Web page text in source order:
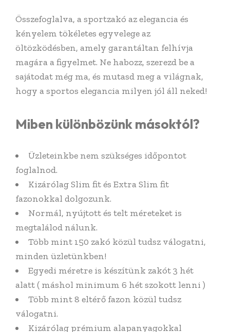
Összefoglalva, a sportzakó az elegancia és
kényelem tökéletes egyvelege az
öltözködésben, amely garantáltan felhívja
magára a figyelmet. Ne habozz, szerezd be a
sajátodat még ma, és mutasd meg a világnak,
hogy a sportos elegancia milyen jól áll neked!
Miben különbözünk másoktól?
Üzleteinkbe nem szükséges időpontot
foglalnod.
Kizárólag Slim fit és Extra Slim fit
fazonokkal dolgozunk.
Normál, nyújtott és telt méreteket is
megtalálod nálunk.
Több mint 150 zakó közül tudsz válogatni,
minden üzletünkben!
Egyedi méretre is készítünk zakót 3 hét
alatt ( máshol minimum 6 hét szokott lenni )
Több mint 8 eltérő fazon közül tudsz
válogatni.
Kizárólag prémium alapanyagokkal